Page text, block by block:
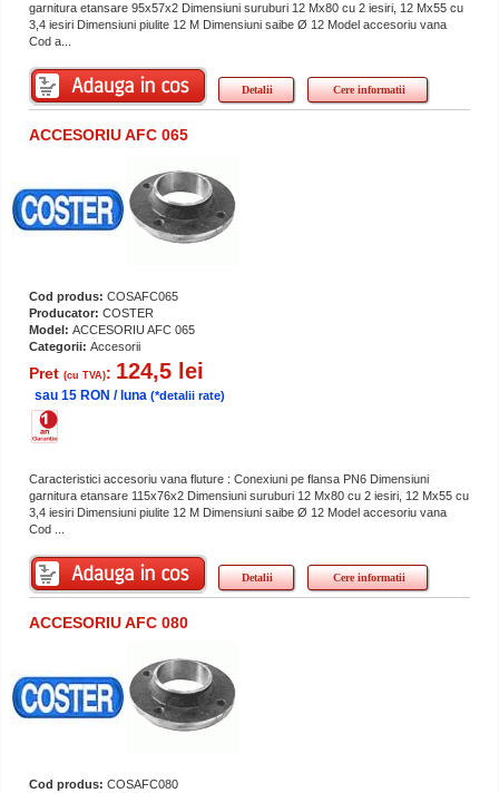
garnitura etansare 95x57x2 Dimensiuni suruburi 12 Mx80 cu 2 iesiri, 12 Mx55 cu
3,4 iesiri Dimensiuni piulite 12 M Dimensiuni saibe Ø 12 Model accesoriu vana
Cod a...
Detalii Cere informatii
ACCESORIU AFC 065
Cod produs: COSAFC065
Producator: COSTER
Model: ACCESORIU AFC 065
Categorii: Accesorii
Pret (cu TVA): 124,5 lei
sau 15 RON / luna (*detalii rate)
Caracteristici accesoriu vana fluture : Conexiuni pe flansa PN6 Dimensiuni
garnitura etansare 115x76x2 Dimensiuni suruburi 12 Mx80 cu 2 iesiri, 12 Mx55 cu
3,4 iesiri Dimensiuni piulite 12 M Dimensiuni saibe Ø 12 Model accesoriu vana
Cod ...
Detalii Cere informatii
ACCESORIU AFC 080
Cod produs: COSAFC080